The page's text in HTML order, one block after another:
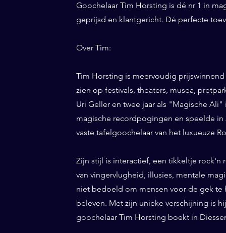
Goochelaar Tim Horsting is dé nr 1 in
geprijsd en klantgericht. Dé perfecte
Over Tim:
Tim Horsting is meervoudig
zien op festivals, theaters, musea,
Uri Geller en twee jaar als "Magische
magische recordpogingen en speelde in
vaste tafelgoochelaar van het luxueuze
Zijn stijl is interactief, een tikkeltje rock'n
van vingervlugheid, illusies, mentale
niet bedoeld om mensen voor de gek te
beleven. Met zijn unieke verschijning is
goochelaar Tim Horsting boekt in